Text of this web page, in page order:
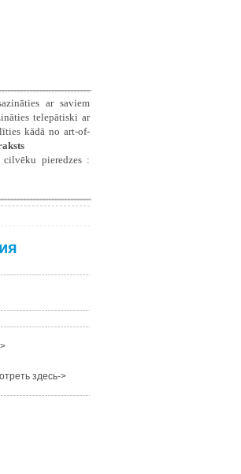
ar saviem
telepātiski ar
kādā no art-of-
pieredzes :
здесь->